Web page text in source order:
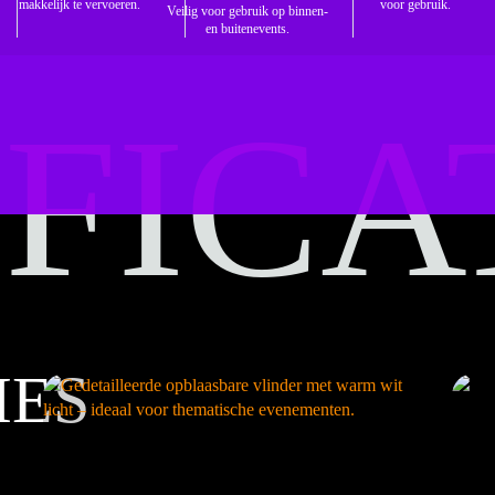
makkelijk te vervoeren.
Veilig voor gebruik op binnen-
en buitenevents.
voor gebruik.